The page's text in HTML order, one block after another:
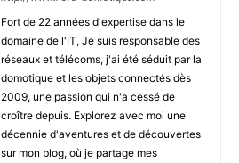
Fort de 22 années d'expertise dans le
domaine de l'IT, Je suis responsable des
réseaux et télécoms, j'ai été séduit par la
domotique et les objets connectés dès
2009, une passion qui n'a cessé de
croître depuis. Explorez avec moi une
décennie d'aventures et de découvertes
sur mon blog, où je partage mes